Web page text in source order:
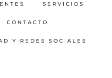
SERVICIOS
CONTACTO
Y REDES SOCIALES